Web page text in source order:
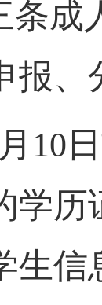
条成
报、
10
学历
生信